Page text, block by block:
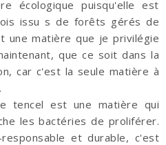
écologique puisqu'elle est
issu s de forêts gérés de
une matière que je privilégie
que ce soit dans la
car c'est la seule matière à
tencel est une matière qui
les bactéries de proliférer.
et durable, c'est